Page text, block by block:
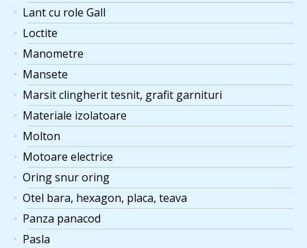
Lant cu role Gall
Loctite
Manometre
Mansete
Marsit clingherit tesnit, grafit garnituri
Materiale izolatoare
Molton
Motoare electrice
Oring snur oring
Otel bara, hexagon, placa, teava
Panza panacod
Pasla